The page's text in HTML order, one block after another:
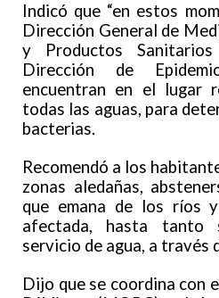
Indicó que “en estos
Dirección General de
y Productos
Dirección de
encuentran en el lugar
todas las aguas, para
bacterias.
Recomendó a los
zonas aledañas,
que emana de los ríos
afectada, hasta tanto
servicio de agua, a través
Dijo que se coordina con